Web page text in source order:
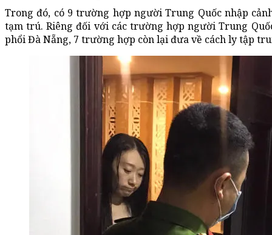
Trong đó, có 9 trường hợp người Trung Quốc nhập
tạm trú. Riêng đối với các trường hợp người Trung
phổi Đà Nẵng, 7 trường hợp còn lại đưa về cách ly tập